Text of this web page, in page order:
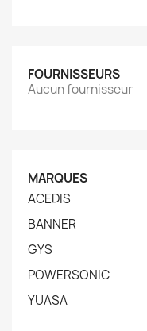
FOURNISSEURS
Aucun fournisseur
MARQUES
ACEDIS
BANNER
GYS
POWERSONIC
YUASA